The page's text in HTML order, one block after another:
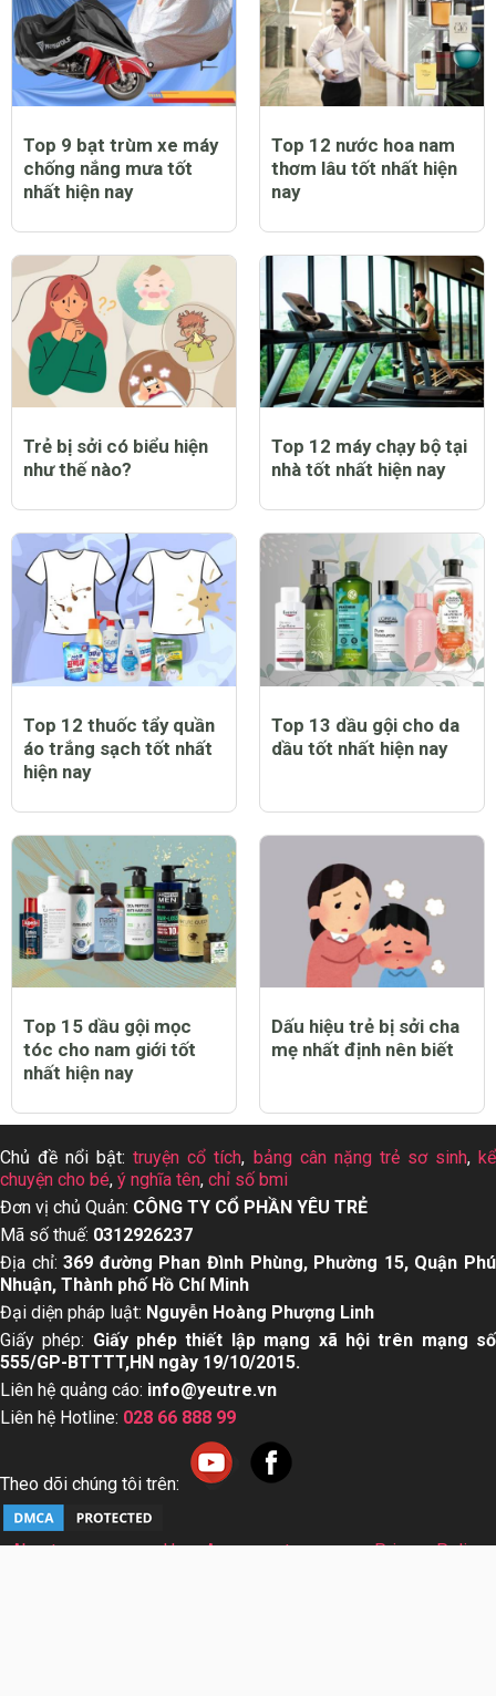
Top 9 bạt trùm xe máy
chống nắng mưa tốt
nhất hiện nay
Top 12 nước hoa nam
thơm lâu tốt nhất hiện
nay
Trẻ bị sởi có biểu hiện
như thế nào?
Top 12 máy chạy bộ tại
nhà tốt nhất hiện nay
Top 12 thuốc tẩy quần
áo trắng sạch tốt nhất
hiện nay
Top 13 dầu gội cho da
dầu tốt nhất hiện nay
Top 15 dầu gội mọc
tóc cho nam giới tốt
nhất hiện nay
Dấu hiệu trẻ bị sởi cha
mẹ nhất định nên biết
Chủ đề nổi bật:truyện cổ tích, bảng cân nặng trẻ sơ sinh, kể
chuyện cho bé, ý nghĩa tên, chỉ số bmi
Đơn vị chủ Quản: CÔNG TY CỔ PHẦN YÊU TRẺ
Mã số thuế: 0312926237
Địa chỉ:369 đường Phan Đình Phùng, Phường 15, Quận Phú
Nhuận, Thành phố Hồ Chí Minh
Đại diện pháp luật: Nguyễn Hoàng Phượng Linh
Giấy phép: Giấy phép thiết lập mạng xã hội trên mạng số
555/GP-BTTTT,HN ngày 19/10/2015.
Liên hệ quảng cáo: info@yeutre.vn
Liên hệ Hotline: 028 66 888 99
Theo dõi chúng tôi trên:
About us User Agreement
Privacy Policy